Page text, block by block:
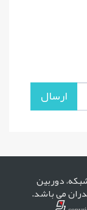
ارسال
دوربين
می باشد.